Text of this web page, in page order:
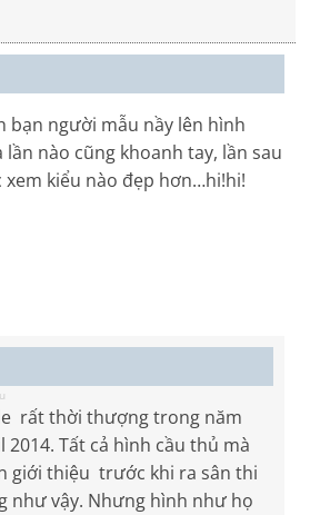
bạn người mẫu nầy lên hình
nào cũng khoanh tay, lần sau
xem kiểu nào đẹp hơn…hi!hi!
rất thời thượng trong năm
2014. Tất cả hình cầu thủ mà
giới thiệu trước khi ra sân thi
như vậy. Nhưng hình như họ